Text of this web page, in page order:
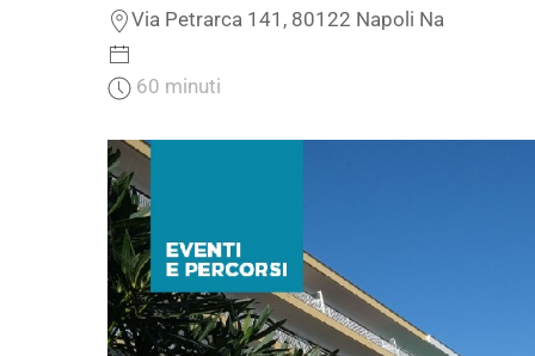
Via Petrarca 141, 80122 Napoli Na
60 minuti